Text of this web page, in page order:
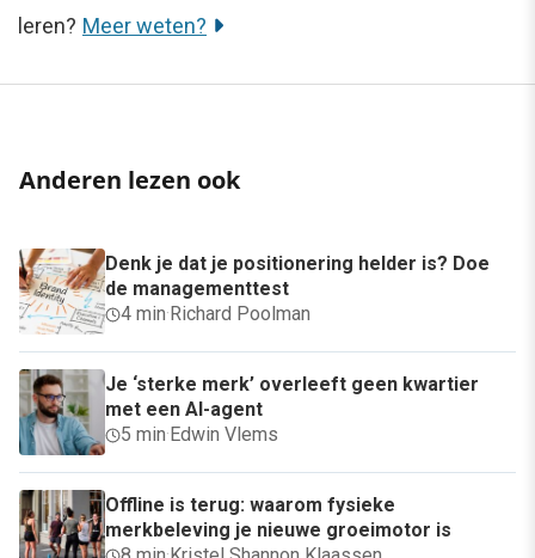
leren? Meer weten?
Anderen lezen ook
Denk je dat je positionering helder is? Doe
de managementtest
4 min·Richard Poolman
Je ‘sterke merk’ overleeft geen kwartier
met een AI-agent
5 min·Edwin Vlems
Offline is terug: waarom fysieke
merkbeleving je nieuwe groeimotor is